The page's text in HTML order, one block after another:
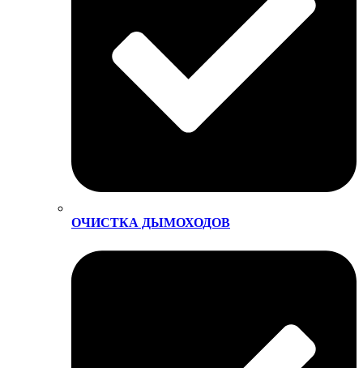
ОЧИСТКА ДЫМОХОДОВ